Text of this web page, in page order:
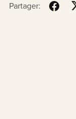
Partager: